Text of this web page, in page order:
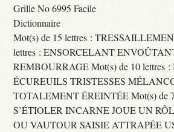
Grille No 6995 Facile
Dictionnaire
Mot(s) de 15 lettres :
lettres : ENSORCELANT
REMBOURRAGE Mot(s) de 10 lettres
ÉCUREUILS TRISTESSES
TOTALEMENT ÉREINTÉE Mot(s) de
S’ÉTIOLER INCARNE JOUE UN
OU VAUTOUR SAISIE ATTRAPÉE